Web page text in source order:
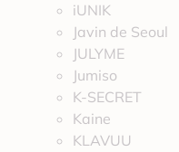
iUNIK
Javin de Seoul
JULYME
Jumiso
K-SECRET
Kaine
KLAVUU